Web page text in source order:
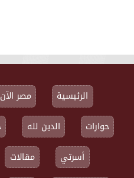
الرئيسية مصر الآن
حوارات
الدين لله
أسرتي
مقالات